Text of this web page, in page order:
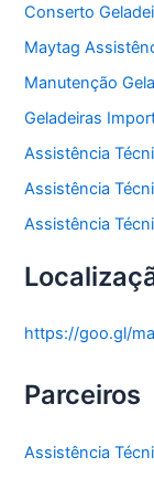
Conserto
Maytag
Manutenção
Geladeiras
Assistência
Assistência
Assistência
https://goo.gl/
Parceiros
Assistência